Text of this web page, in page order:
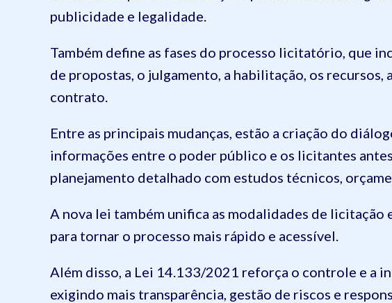
publicidade e legalidade.
Também define as fases do processo licitatório, que
de propostas, o julgamento, a habilitação, os recursos,
contrato.
Entre as principais mudanças, estão a criação do
informações entre o poder público e os licitantes
planejamento detalhado com estudos técnicos,
A nova lei também unifica as modalidades de licitação
para tornar o processo mais rápido e acessível.
Além disso, a Lei 14.133/2021 reforça o controle e a
exigindo mais transparência, gestão de riscos e